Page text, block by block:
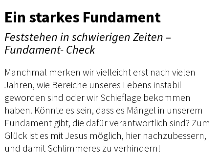
Ein starkes Fundament
Feststehen in schwierigen Zeiten –
Fundament- Check
Manchmal merken wir vielleicht erst nach vielen
Jahren, wie Bereiche unseres Lebens instabil
geworden sind oder wir Schieflage bekommen
haben. Könnte es sein, dass es Mängel in unserem
Fundament gibt, die dafür verantwortlich sind? Zum
Glück ist es mit Jesus möglich, hier nachzubessern,
und damit Schlimmeres zu verhindern!